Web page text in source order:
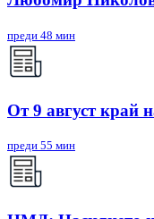
преди 48 мин
От 9 август край
преди 55 мин